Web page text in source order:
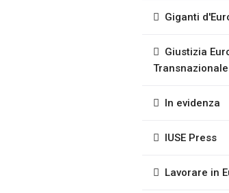
Giganti
Giustizia
Transnazionale
In evidenza
IUSE Press
Lavorare in